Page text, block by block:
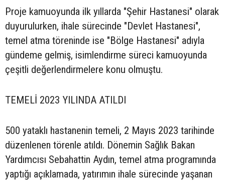
Proje kamuoyunda ilk yıllarda "Şehir Hastanesi" olarak
duyurulurken, ihale sürecinde "Devlet Hastanesi",
temel atma töreninde ise "Bölge Hastanesi" adıyla
gündeme gelmiş, isimlendirme süreci kamuoyunda
çeşitli değerlendirmelere konu olmuştu.
TEMELİ 2023 YILINDA ATILDI
500 yataklı hastanenin temeli, 2 Mayıs 2023 tarihinde
düzenlenen törenle atıldı. Dönemin Sağlık Bakan
Yardımcısı Sebahattin Aydın, temel atma programında
yaptığı açıklamada, yatırımın ihale sürecinde yaşanan